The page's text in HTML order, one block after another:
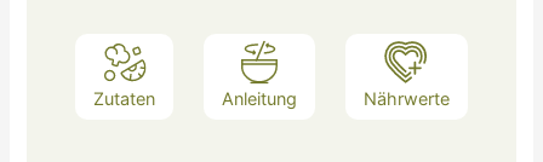
Zutaten Anleitung Nährwerte